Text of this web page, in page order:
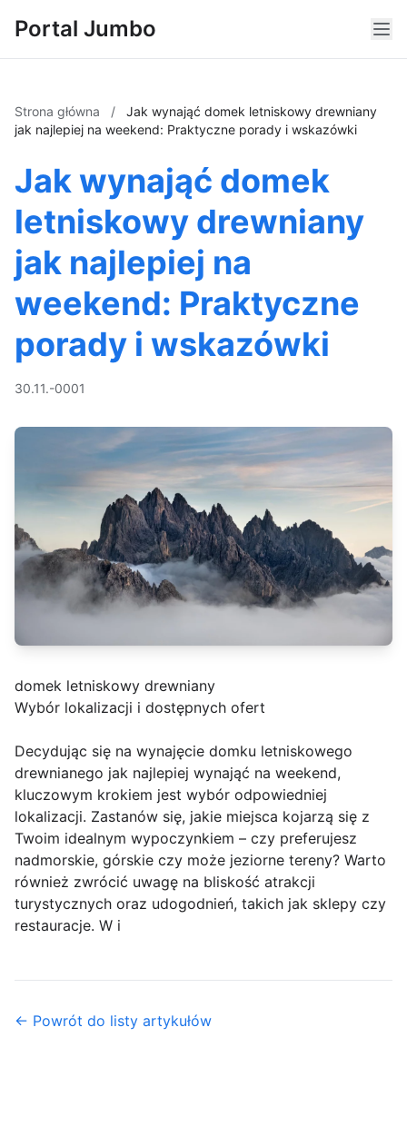
Portal Jumbo
Strona główna /
Jak wynająć domek letniskowy drewniany
jak najlepiej na weekend: Praktyczne porady i wskazówki
Jak wynająć domek
letniskowy drewniany
jak najlepiej na
weekend: Praktyczne
porady i wskazówki
30.11.-0001
domek letniskowy drewniany
Wybór lokalizacji i dostępnych ofert
Decydując się na wynajęcie domku letniskowego
drewnianego jak najlepiej wynająć na weekend,
kluczowym krokiem jest wybór odpowiedniej
lokalizacji. Zastanów się, jakie miejsca kojarzą się z
Twoim idealnym wypoczynkiem – czy preferujesz
nadmorskie, górskie czy może jeziorne tereny? Warto
również zwrócić uwagę na bliskość atrakcji
turystycznych oraz udogodnień, takich jak sklepy czy
restauracje. W i
← Powrót do listy artykułów